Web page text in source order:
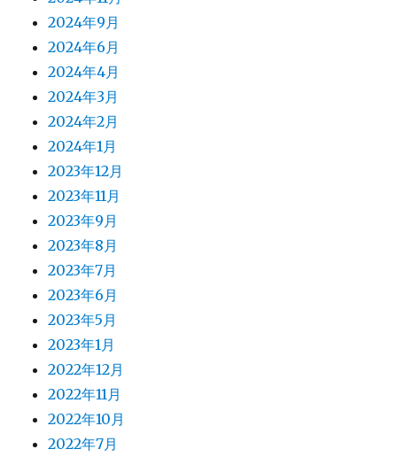
2024年9月
2024年6月
2024年4月
2024年3月
2024年2月
2024年1月
2023年12月
2023年11月
2023年9月
2023年8月
2023年7月
2023年6月
2023年5月
2023年1月
2022年12月
2022年11月
2022年10月
2022年7月